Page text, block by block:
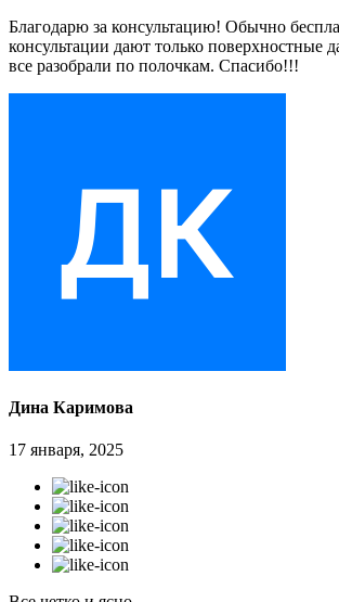
Благодарю за консультацию! Обычно
консультации дают только поверхностные
все разобрали по полочкам. Спасибо!!!
Дина Каримова
17 января, 2025